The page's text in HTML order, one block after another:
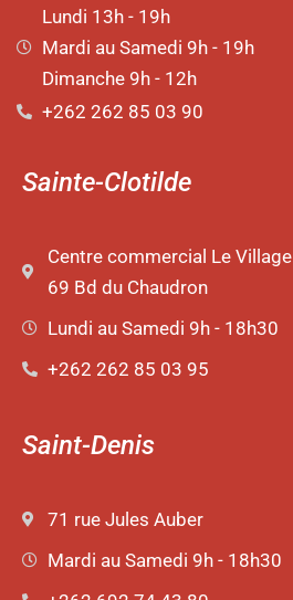
Lundi 13h - 19h
Mardi au Samedi 9h - 19h
Dimanche 9h - 12h
+262 262 85 03 90
Sainte-Clotilde
Centre commercial Le Village
69 Bd du Chaudron
Lundi au Samedi 9h - 18h30
+262 262 85 03 95
Saint-Denis
71 rue Jules Auber
Mardi au Samedi 9h - 18h30